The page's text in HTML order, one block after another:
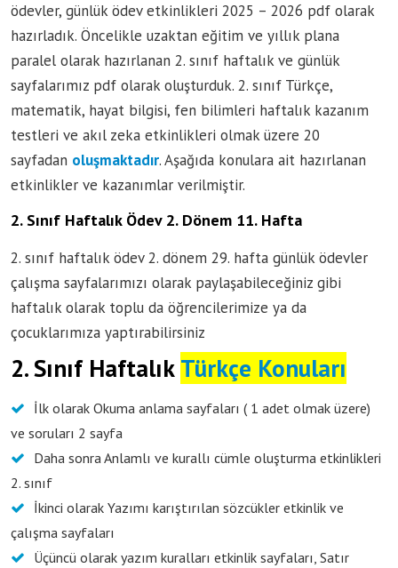
ödevler, günlük ödev etkinlikleri 2025 – 2026 pdf olarak
hazırladık. Öncelikle uzaktan eğitim ve yıllık plana
paralel olarak hazırlanan 2. sınıf haftalık ve günlük
sayfalarımız pdf olarak oluşturduk. 2. sınıf Türkçe,
matematik, hayat bilgisi, fen bilimleri haftalık kazanım
testleri ve akıl zeka etkinlikleri olmak üzere 20
sayfadan oluşmaktadır. Aşağıda konulara ait hazırlanan
etkinlikler ve kazanımlar verilmiştir.
2. Sınıf Haftalık Ödev 2. Dönem 11. Hafta
2. sınıf haftalık ödev 2. dönem 29. hafta günlük ödevler
çalışma sayfalarımızı olarak paylaşabileceğiniz gibi
haftalık olarak toplu da öğrencilerimize ya da
çocuklarımıza yaptırabilirsiniz
2. Sınıf HaftalıkTürkçe Konuları
İlk olarak Okuma anlama sayfaları ( 1 adet olmak üzere)
ve soruları 2 sayfa
Daha sonra Anlamlı ve kurallı cümle oluşturma etkinlikleri
2. sınıf
İkinci olarak Yazımı karıştırılan sözcükler etkinlik ve
çalışma sayfaları
Üçüncü olarak yazım kuralları etkinlik sayfaları, Satır